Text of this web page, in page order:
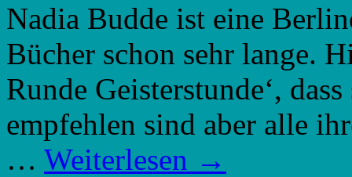
Nadia Budde ist eine
Bücher schon sehr lange.
Runde Geisterstunde‘,
empfehlen sind aber alle
… Weiterlesen →